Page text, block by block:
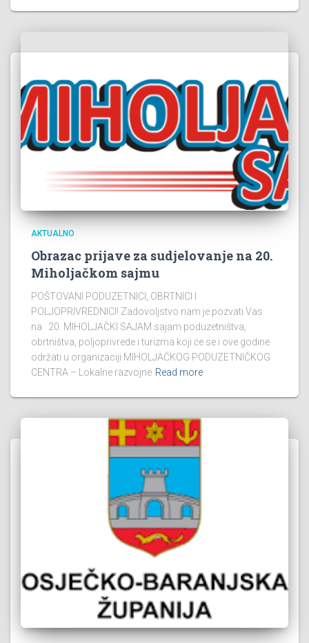
AKTUALNO
Obrazac prijave za sudjelovanje na 20.
Miholjačkom sajmu
POŠTOVANI PODUZETNICI, OBRTNICI I
POLJOPRIVREDNICI! Zadovoljstvo nam je pozvati Vas
na 20. MIHOLJAČKI SAJAM sajam poduzetništva,
obrtništva, poljoprivrede i turizma koji će se i ove godine
održati u organizaciji MIHOLJAČKOG PODUZETNIČKOG
CENTRA – Lokalne razvojne Read more